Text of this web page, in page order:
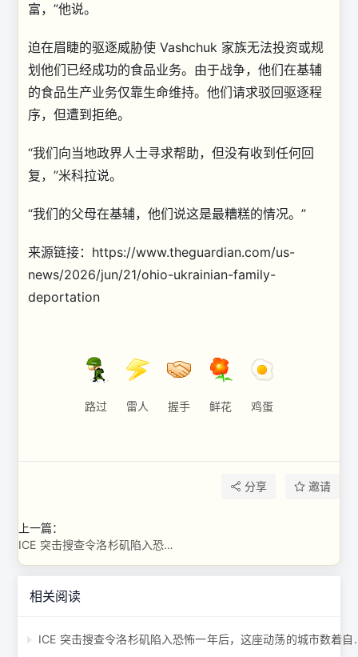
富，”他说。
迫在眉睫的驱逐威胁使 Vashchuk 家族无法投资或规
划他们已经成功的食品业务。由于战争，他们在基辅
的食品生产业务仅靠生命维持。他们请求驳回驱逐程
序，但遭到拒绝。
“我们向当地政界人士寻求帮助，但没有收到任何回
复，”米科拉说。
“我们的父母在基辅，他们说这是最糟糕的情况。”
来源链接：https://www.theguardian.com/us-
news/2026/jun/21/ohio-ukrainian-family-
deportation
路过 雷人 握手 鲜花 鸡蛋
分享 邀请
上一篇：
ICE 突击搜查令洛杉矶陷入恐怖一年后，这座动荡的城市数着自己的伤痕：“逮捕行动从未 ...
相关阅读
ICE 突击搜查令洛杉